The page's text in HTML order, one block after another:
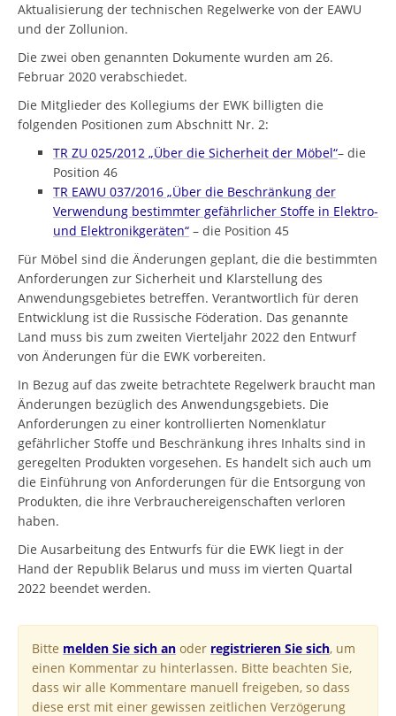
Aktualisierung der technischen Regelwerke von der EAWU
und der Zollunion.
Die zwei oben genannten Dokumente wurden am 26.
Februar 2020 verabschiedet.
Die Mitglieder des Kollegiums der EWK billigten die
folgenden Positionen zum Abschnitt Nr. 2:
TR ZU 025/2012 „Über die Sicherheit der Möbel“– die
Position 46
TR EAWU 037/2016 „Über die Beschränkung der
Verwendung bestimmter gefährlicher Stoffe in Elektro-
und Elektronikgeräten“ – die Position 45
Für Möbel sind die Änderungen geplant, die die bestimmten
Anforderungen zur Sicherheit und Klarstellung des
Anwendungsgebietes betreffen. Verantwortlich für deren
Entwicklung ist die Russische Föderation. Das genannte
Land muss bis zum zweiten Vierteljahr 2022 den Entwurf
von Änderungen für die EWK vorbereiten.
In Bezug auf das zweite betrachtete Regelwerk braucht man
Änderungen bezüglich des Anwendungsgebiets. Die
Anforderungen zu einer kontrollierten Nomenklatur
gefährlicher Stoffe und Beschränkung ihres Inhalts sind in
geregelten Produkten vorgesehen. Es handelt sich auch um
die Einführung von Anforderungen für die Entsorgung von
Produkten, die ihre Verbrauchereigenschaften verloren
haben.
Die Ausarbeitung des Entwurfs für die EWK liegt in der
Hand der Republik Belarus und muss im vierten Quartal
2022 beendet werden.
Bitte melden Sie sich an oder registrieren Sie sich, um
einen Kommentar zu hinterlassen. Bitte beachten Sie,
dass wir alle Kommentare manuell freigeben, so dass
diese erst mit einer gewissen zeitlichen Verzögerung